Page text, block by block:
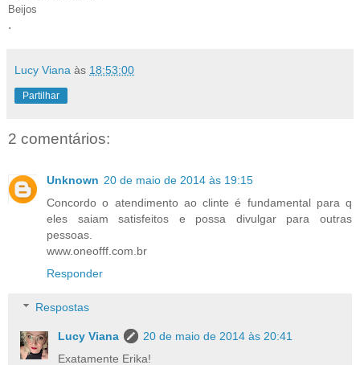
Beijos
.
Lucy Viana às 18:53:00
Partilhar
2 comentários:
Unknown 20 de maio de 2014 às 19:15
Concordo o atendimento ao clinte é fundamental para q
eles saiam satisfeitos e possa divulgar para outras
pessoas.
www.oneofff.com.br
Responder
Respostas
Lucy Viana
20 de maio de 2014 às 20:41
Exatamente Erika!